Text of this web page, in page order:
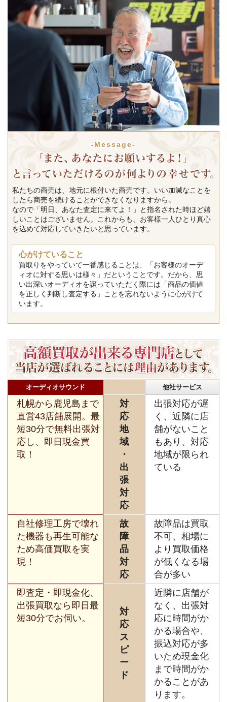
-Message-
私たちの商売は、地元に根付いた商売です。いい加減なことを
したら商売を続けることができなくなりますから。
なので「明日、あなた査定に来てよ！」と指名された時ほど嬉
しいことはございません。これからも、お客様一人ひとり真心
を込めて対応していきたいと思っています。
心がけていること
買取りをやっていて一番感じることは、「お客様のオーデ
ィオに対する思いは様々」だということです。だから、思
い出深いオーディオを譲っていただく際には「商品の価値
を正しく判断し査定する」ことを忘れないように心がけて
います。
オーディオサウンド 他社サービス
札幌から鹿児島まで
直営43店舗展開。最
短30分で無料出張対
応し、即日現金買
取！
対
応
地
域
・
出
張
対
応
出張対応が遅
く、近隣に店
舗がないこと
もあり、対応
地域が限られ
ている
自社修理工房で壊れ
た機器も再生可能な
ため高価買取を実
現！
故
障
品
対
応
故障品は買取
不可、相場に
より買取価格
が低くなる場
合が多い
即査定・即現金化、
出張買取なら即日最
短30分でお伺い。
対
応
ス
ピ
ー
ド
近隣に店舗が
なく、出張対
応に時間がか
かる場合や、
振込対応が多
いため現金化
まで時間がか
かることがあ
ります。